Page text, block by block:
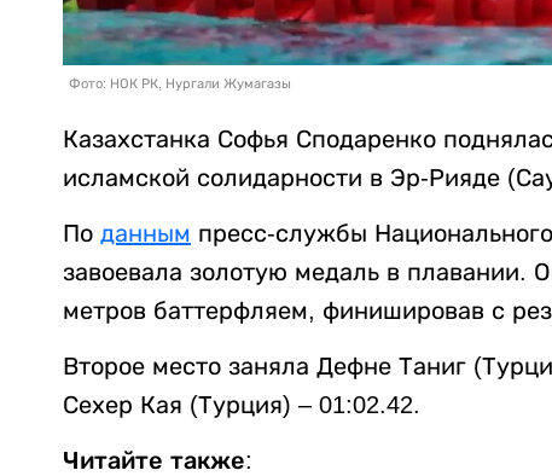
Фото: НОК РК, Нургали Жумагазы
Казахстанка Софья Сподаренко
исламской солидарности в Эр-Рияде
По данным пресс-службы
завоевала золотую медаль в плавании.
метров баттерфляем, финишировав с
Второе место заняла Дефне Таниг
Сехер Кая (Турция) – 01:02.42.
Читайте также: